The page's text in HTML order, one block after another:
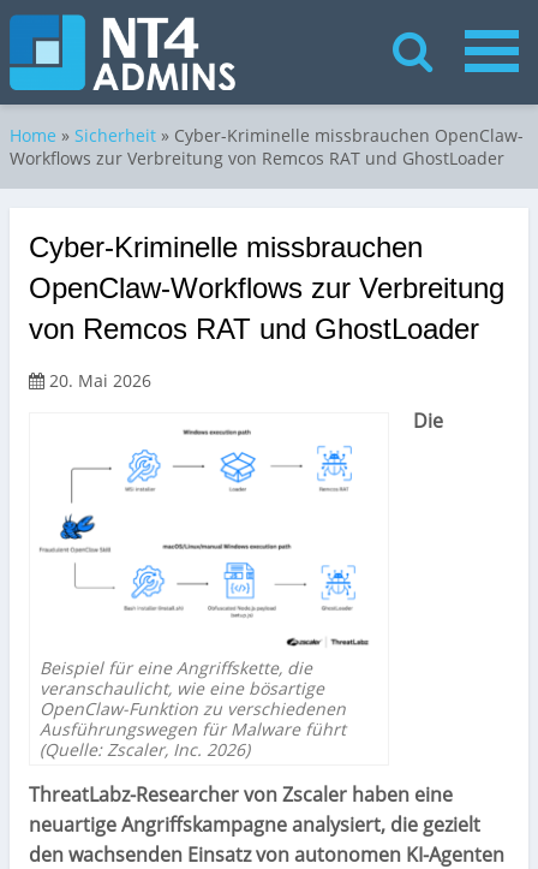
Home » Sicherheit » Cyber-Kriminelle missbrauchen OpenClaw-
Workflows zur Verbreitung von Remcos RAT und GhostLoader
Cyber-Kriminelle missbrauchen
OpenClaw-Workflows zur Verbreitung
von Remcos RAT und GhostLoader
20. Mai 2026
Beispiel für eine Angriffskette, die
veranschaulicht, wie eine bösartige
OpenClaw-Funktion zu verschiedenen
Ausführungswegen für Malware führt
(Quelle: Zscaler, Inc. 2026)
Die
ThreatLabz-Researcher von Zscaler haben eine
neuartige Angriffskampagne analysiert, die gezielt
den wachsenden Einsatz von autonomen KI-Agenten